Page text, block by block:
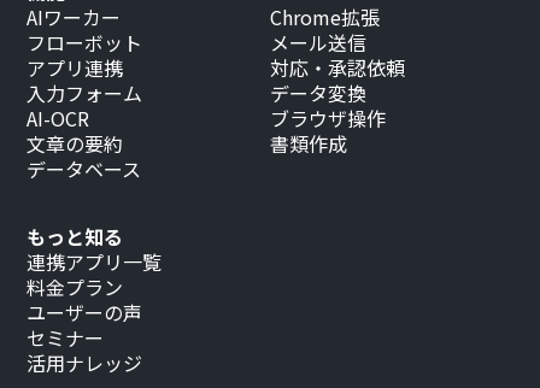
もっと知る
連携アプリ一覧
料金プラン
ユーザーの声
セミナー
活用ナレッジ
AIワーカー
フローボット
アプリ連携
入力フォーム
AI-OCR
文章の要約
データベース
Chrome拡張
メール送信
対応・承認依頼
データ変換
ブラウザ操作
書類作成